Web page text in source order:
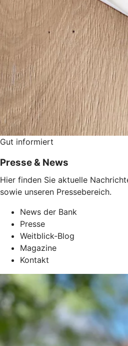
Gut informiert
Presse & News
Hier finden Sie aktuelle
sowie unseren Pressebereich.
News der Bank
Presse
Weitblick-Blog
Magazine
Kontakt